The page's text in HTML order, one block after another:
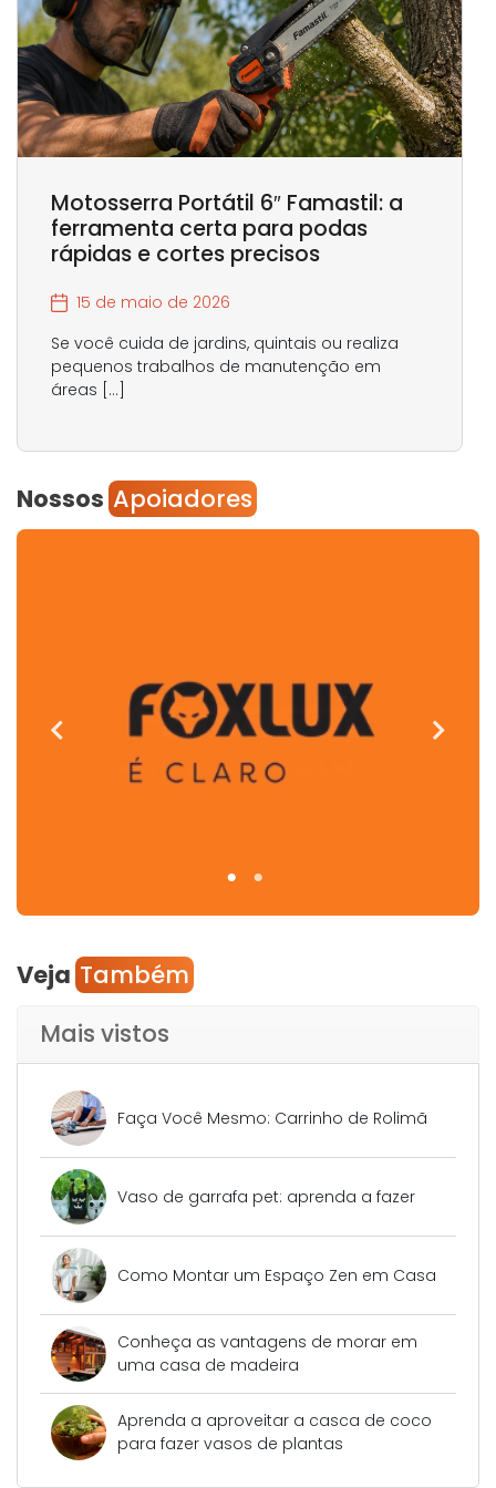
Motosserra Portátil 6″ Famastil: a
ferramenta certa para podas
rápidas e cortes precisos
15 de maio de 2026
Se você cuida de jardins, quintais ou realiza
pequenos trabalhos de manutenção em
áreas […]
Nossos Apoiadores
Veja Também
Mais vistos
Faça Você Mesmo: Carrinho de Rolimã
Vaso de garrafa pet: aprenda a fazer
Como Montar um Espaço Zen em Casa
Conheça as vantagens de morar em
uma casa de madeira
Aprenda a aproveitar a casca de coco
para fazer vasos de plantas